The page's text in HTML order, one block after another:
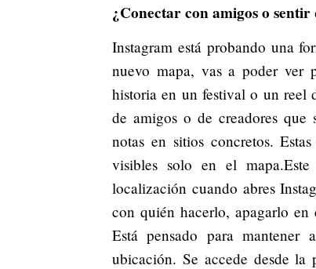
¿Conectar con amigos o
Instagram está probando una
nuevo mapa, vas a poder ver
historia en un festival o un reel
de amigos o de creadores que
notas en sitios concretos.
visibles solo en el
localización cuando abres
con quién hacerlo, apagarlo
Está pensado para mantener
ubicación. Se accede desde la